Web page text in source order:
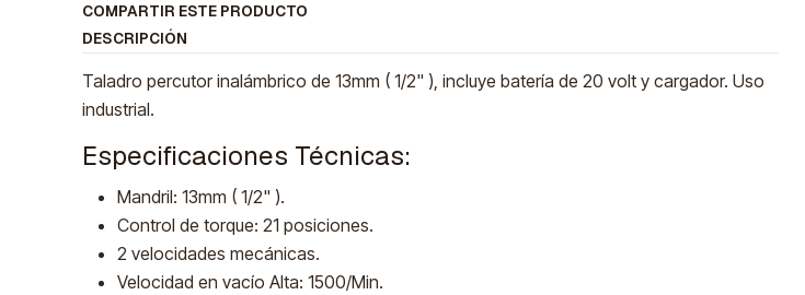
COMPARTIR ESTE PRODUCTO
DESCRIPCIÓN
Taladro percutor inalámbrico de 13mm ( 1/2" ), incluye batería de 20 volt y cargador. Uso
industrial.
Especificaciones Técnicas:
Mandril: 13mm ( 1/2" ).
Control de torque: 21 posiciones.
2 velocidades mecánicas.
Velocidad en vacío Alta: 1500/Min.